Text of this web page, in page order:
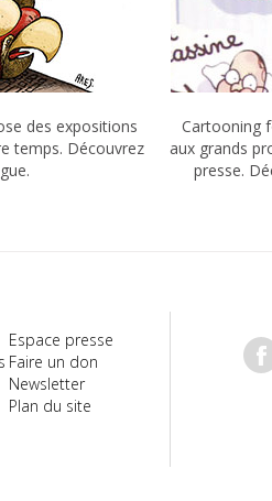
des expositions
temps. Découvrez
Cartooning
aux grands
presse.
Espace presse
Faire un don
Newsletter
Plan du site